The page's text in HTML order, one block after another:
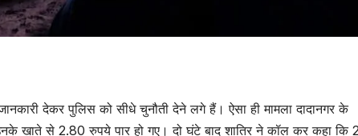
देकर पुलिस को सीधे चुनौती देने लगे हैं। ऐसा ही मामला दादानगर के
खाते से 2.80 रुपये पार हो गए। दो घंटे बाद शातिर ने कॉल कर कहा कि